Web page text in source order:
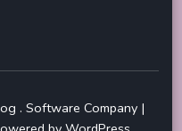
. Software Company |